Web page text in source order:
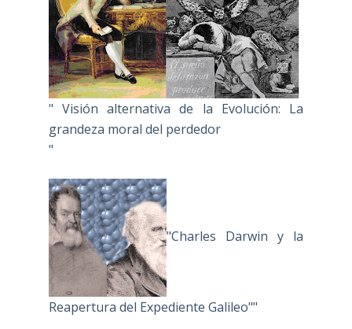
" Visión alternativa de la Evolución: La
grandeza moral del perdedor
"
"Charles Darwin y la
Reapertura del Expediente Galileo""